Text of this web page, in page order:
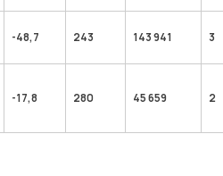
-48,7 243 143 941 3
-17,8 280 45 659 2